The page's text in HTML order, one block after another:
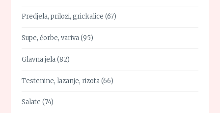
Predjela, prilozi, grickalice (67)
Supe, čorbe, variva(95)
Glavna jela(82)
Testenine, lazanje, rizota(66)
Salate (74)